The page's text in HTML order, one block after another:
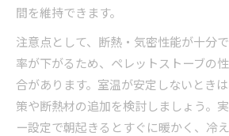
間を維持できます。
注意点として、断熱・気密性能が十分
率が下がるため、ペレットストーブの
合があります。室温が安定しないとき
策や断熱材の追加を検討しましょう。
ー設定で朝起きるとすぐに暖かく、冷